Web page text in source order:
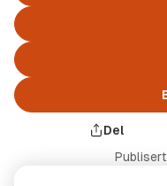
Del
Publisert